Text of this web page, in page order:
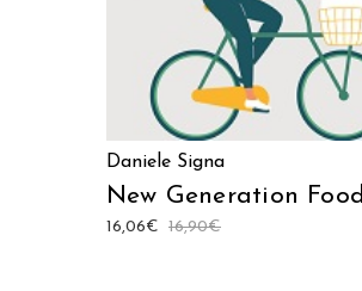
Daniele Signa
New Generation Food
16,90€
16,06€